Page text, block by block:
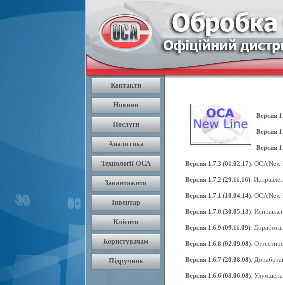
Версия
Версия
Версия
Версия 1.7.3 (01.02.17): OCA
Версия 1.7.2 (29.11.16):
Версия 1.7.1 (10.04.14): OCA
Версия 1.7.0 (30.05.13):
Версия 1.6.9 (09.11.09):
Версия 1.6.8 (02.09.08):
Версия 1.6.7 (20.08.08):
Версия 1.6.6 (03.06.08):